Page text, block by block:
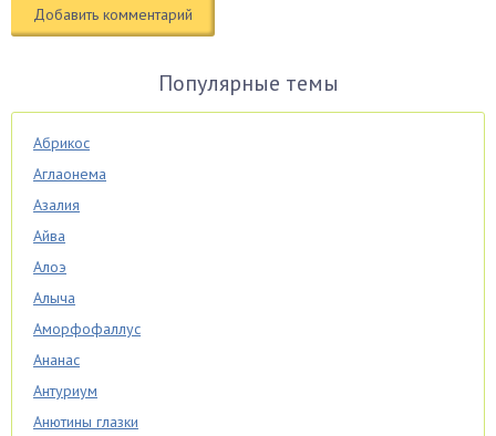
Популярные темы
Абрикос
Аглаонема
Азалия
Айва
Алоэ
Алыча
Аморфофаллус
Ананас
Антуриум
Анютины глазки